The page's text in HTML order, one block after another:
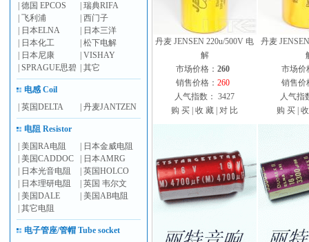
|德国 EPCOS |瑞典RIFA
|飞利浦 |西门子
日本ELNA
日本三洋
日本化工 |松下电解
日本尼康 |VISHAY
|SPRAGUE思碧 |其它
电感 Coil
|英国DELTA |丹麦JANTZEN
电阻 Resistor
|美国RA电阻
日本金威电阻
|美国CADDOC
日本AMRG
日本光音电阻 |英国HOLCO
日本理研电阻 |英国 韦尔文
|美国DALE |美国AB电阻
|其它电阻
电子管座/管帽 Tube socket
丹麦 JENSEN 220u/500V 电
解
市场价格：260
销售价格：260
人气指数： 3427
购 买 |收 藏 |对 比
丹麦
市场价
销售价
人气指
购 买|